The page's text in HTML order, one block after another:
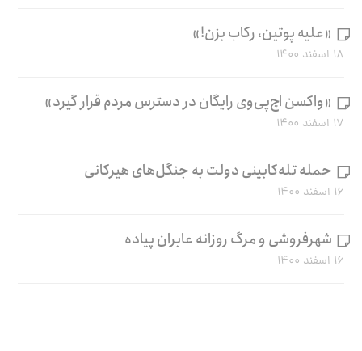
«علیه پوتین، رکاب بزن!»
۱۸ اسفند ۱۴۰۰
«واکسن اچ‌پی‌وی رایگان در دسترس مردم قرار گیرد»
۱۷ اسفند ۱۴۰۰
حمله تله‌کابینی دولت به جنگل‌های هیرکانی
۱۶ اسفند ۱۴۰۰
شهرفروشی و مرگ روزانه عابران پیاده
۱۶ اسفند ۱۴۰۰